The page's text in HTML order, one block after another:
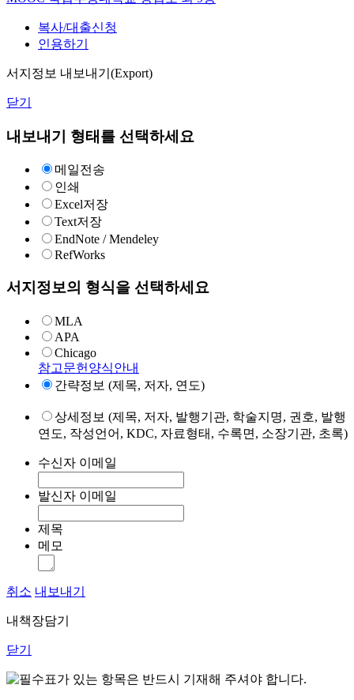
복사/대출신청
인용하기
서지정보 내보내기(Export)
닫기
내보내기 형태를 선택하세요
메일전송
인쇄
Excel저장
Text저장
EndNote / Mendeley
RefWorks
서지정보의 형식을 선택하세요
MLA
APA
Chicago
참고문헌양식안내
간략정보 (제목, 저자, 연도)
상세정보 (제목, 저자, 발행기관, 학술지명, 권호, 발행
연도, 작성언어, KDC, 자료형태, 수록면, 소장기관, 초록)
수신자 이메일
발신자 이메일
제목
메모
취소 내보내기
내책장담기
닫기
표가 있는 항목은 반드시 기재해 주셔야 합니다.